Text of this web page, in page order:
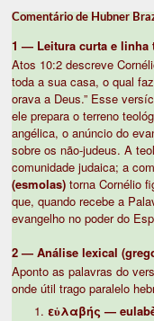
Comentário de Hubner
1 — Leitura curta e linha
Atos 10:2 descreve
toda a sua casa, o qual
orava a Deus.” Esse
ele prepara o terreno
angélica, o anúncio do
sobre os não-judeus. A
comunidade judaica; a
(esmolas) torna Cornélio
que, quando recebe a
evangelho no poder do
2 — Análise lexical
Aponto as palavras do
onde útil trago paralelo
εὐλαβής —